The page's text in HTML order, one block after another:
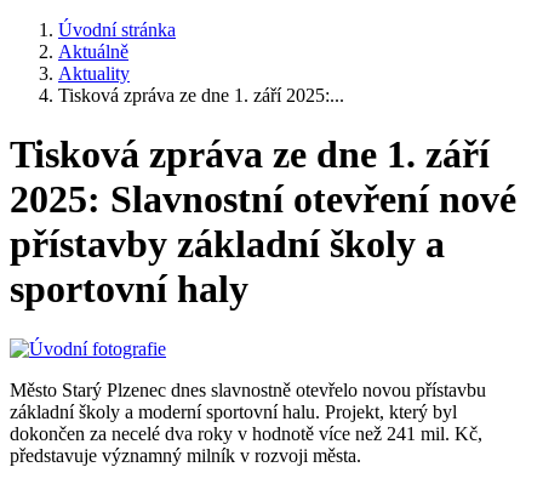
Úvodní stránka
Aktuálně
Aktuality
Tisková zpráva ze dne 1. září 2025:...
Tisková zpráva ze dne 1. září
2025: Slavnostní otevření nové
přístavby základní školy a
sportovní haly
Město Starý Plzenec dnes slavnostně otevřelo novou přístavbu
základní školy a moderní sportovní halu. Projekt, který byl
dokončen za necelé dva roky v hodnotě více než 241 mil. Kč,
představuje významný milník v rozvoji města.